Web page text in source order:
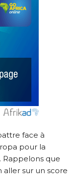
face à
pour la
Rappelons que
sur un score